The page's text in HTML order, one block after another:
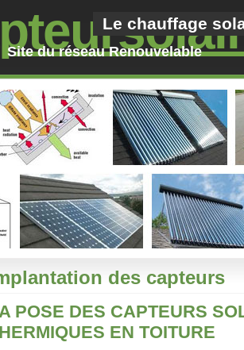
Site du réseau Renouvelable
Le chauffage
des capteurs
POSE DES CAPTEURS
EN TOITURE